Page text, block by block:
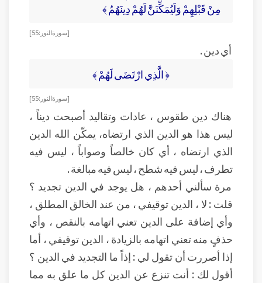
مِنْ قَبْلِهِمْ وَلَيُمَكِّنَنَّ لَهُمْ دِينَهُمُ ﴾
[ سورة النور : 55]
أي دين .
﴿ الَّذِي ارْتَضَى لَهُمْ ﴾
[ سورة النور : 55]
هناك دين طقوس ، عادات وتقاليد أصبحت ديناً ،
ليس هذا هو الدين الذي ارتضاه، يمكّن الله الدين
الذي ارتضاه ، أي كان خالصاً وصواباً ، ليس فيه
تطرف ، ليس فيه شطح ، ليس فيه مبالغة .
مرة سألني أحدهم ، هل يوجد في الدين تجديد ؟
قلت : لا ، الدين توقيفي ، من عند الخالق المطلق ،
وأي إضافة على الدين تعني اتهامه بالنقص ، وأي
حذفٍ منه تعني اتهامه بالزيادة ، الدين توقيفي ، أما
إذا أصررت أن تقول لي : إذاً ما التجديد في الدين ؟
أقول لك : أنت تنزع عن الدين كل ما علق به مما